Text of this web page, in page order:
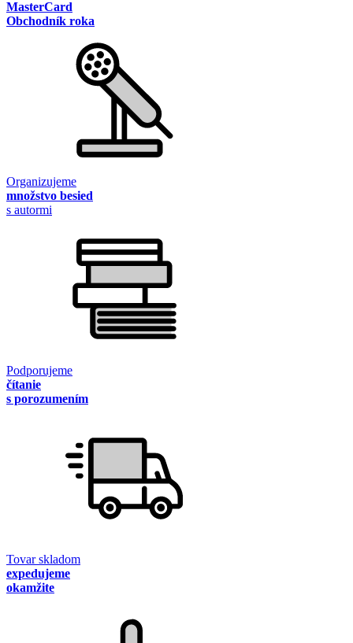
MasterCard
Obchodník roka
Organizujeme
množstvo besied
s autormi
Podporujeme
čítanie
s porozumením
Tovar skladom
expedujeme
okamžite